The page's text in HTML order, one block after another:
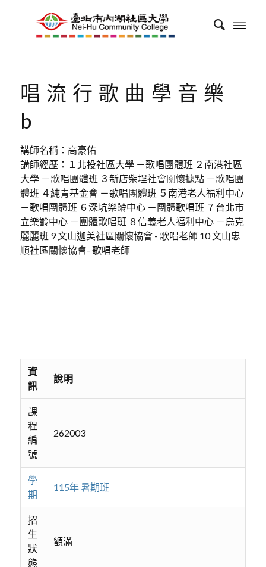
唱流行歌曲學音樂
b
講師名稱：高豪佑
講師經歷：１北投社區大學 －歌唱團體班 ２南港社區
大學 －歌唱團體班 ３新店柴埕社會關懷據點 －歌唱團
體班 ４純青基金會 －歌唱團體班 ５南港老人福利中心
－歌唱團體班 ６深坑樂齡中心 －團體歌唱班 ７台北市
立樂齡中心 －團體歌唱班 ８信義老人福利中心 －烏克
麗麗班 9 文山迦美社區關懷協會 - 歌唱老師 10 文山忠
順社區關懷協會- 歌唱老師
資
訊
說明
課
程
編
號
262003
學
期
115年 暑期班
招
生
狀
態
額滿